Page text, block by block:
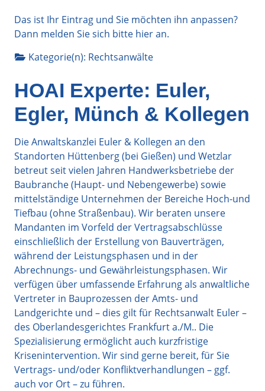
Das ist Ihr Eintrag und Sie möchten ihn anpassen?
Dann melden Sie sich bitte hieran.
Kategorie(n): Rechtsanwälte
HOAI Experte: Euler,
Egler, Münch & Kollegen
Die Anwaltskanzlei Euler & Kollegen an den
Standorten Hüttenberg (bei Gießen) und Wetzlar
betreut seit vielen Jahren Handwerksbetriebe der
Baubranche (Haupt- und Nebengewerbe) sowie
mittelständige Unternehmen der Bereiche Hoch-und
Tiefbau (ohne Straßenbau). Wir beraten unsere
Mandanten im Vorfeld der Vertragsabschlüsse
einschließlich der Erstellung von Bauverträgen,
während der Leistungsphasen und in der
Abrechnungs- und Gewährleistungsphasen. Wir
verfügen über umfassende Erfahrung als anwaltliche
Vertreter in Bauprozessen der Amts- und
Landgerichte und – dies gilt für Rechtsanwalt Euler –
des Oberlandesgerichtes Frankfurt a./M.. Die
Spezialisierung ermöglicht auch kurzfristige
Krisenintervention. Wir sind gerne bereit, für Sie
Vertrags- und/oder Konfliktverhandlungen – ggf.
auch vor Ort – zu führen.